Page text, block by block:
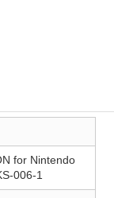
for Nintendo
006-1